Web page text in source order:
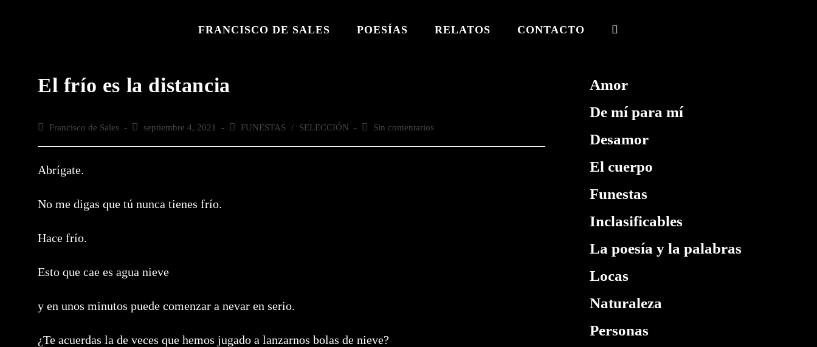
FRANCISCO DE SALES POESÍAS RELATOS CONTACTO
WEB
El frío es la distancia
Autor
entrada:
Francisco de Sales
Publicación
septiembre 4, 2021
Categoría
FUNESTAS / SELECCIÓN
Comentarios
Sin comentarios
Abrígate.
No me digas que tú nunca tienes frío.
Hace frío.
Esto que cae es agua nieve
y en unos minutos puede comenzar a nevar en serio.
¿Te acuerdas la de veces que hemos jugado a lanzarnos bolas de nieve?
Amor
De mí para mí
Desamor
El cuerpo
Funestas
Inclasificables
La poesía y la palabras
Locas
Naturaleza
Personas